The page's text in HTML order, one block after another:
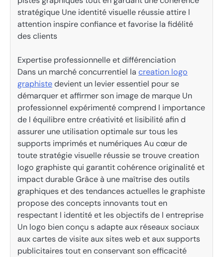
stratégique Une identité visuelle réussie attire l
attention inspire confiance et favorise la fidélité
des clients
Expertise professionnelle et différenciation
Dans un marché concurrentiel la creation logo
graphistedevient un levier essentiel pour se
démarquer et affirmer son image de marque Un
professionnel expérimenté comprend l importance
de l équilibre entre créativité et lisibilité afin d
assurer une utilisation optimale sur tous les
supports imprimés et numériques Au cœur de
toute stratégie visuelle réussie se trouve creation
logo graphiste qui garantit cohérence originalité et
impact durable Grâce à une maîtrise des outils
graphiques et des tendances actuelles le graphiste
propose des concepts innovants tout en
respectant l identité et les objectifs de l entreprise
Un logo bien conçu s adapte aux réseaux sociaux
aux cartes de visite aux sites web et aux supports
publicitaires tout en conservant son efficacité